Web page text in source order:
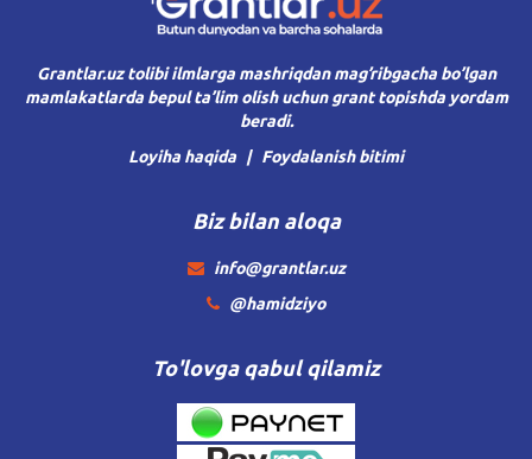
Grantlar.uz tolibi ilmlarga mashriqdan mag’ribgacha bo’lgan
mamlakatlarda bepul ta’lim olish uchun grant topishda yordam
beradi.
Loyiha haqida
Foydalanish bitimi
Biz bilan aloqa
info@grantlar.uz
@hamidziyo
To'lovga qabul qilamiz